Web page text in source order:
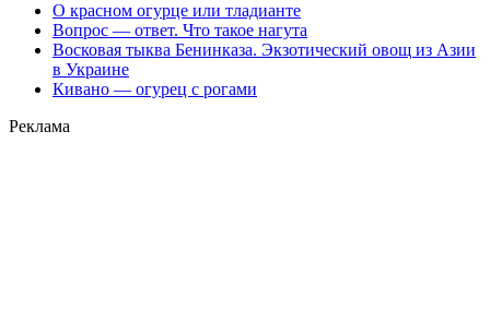
О красном огурце или тладианте
Вопрос — ответ. Что такое нагута
Восковая тыква Бенинказа. Экзотический овощ из Азии
в Украине
Кивано — огурец с рогами
Реклама